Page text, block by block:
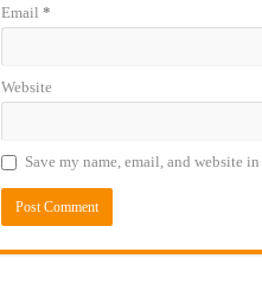
Email *
Website
Save my name, email, and website